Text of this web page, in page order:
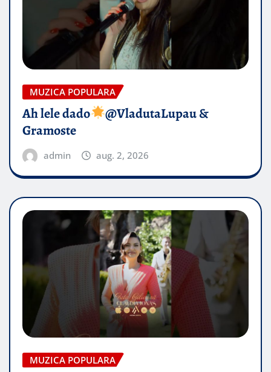
MUZICA POPULARA
Ah lele dado​
@VladutaLupau &
Gramoste
admin aug. 2, 2026
MUZICA POPULARA